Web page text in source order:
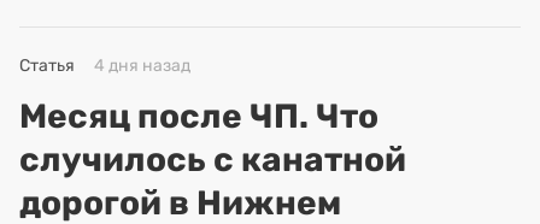
Статья 4 дня назад
Месяц после ЧП. Что
случилось с канатной
дорогой в Нижнем